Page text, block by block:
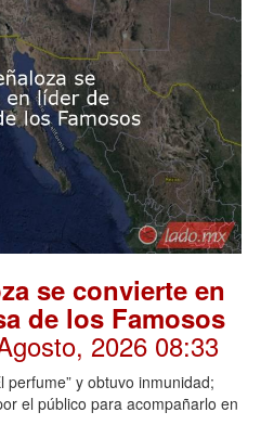
se convierte en
de los Famosos
2026 08:33
perfume” y obtuvo inmunidad;
el público para acompañarlo en